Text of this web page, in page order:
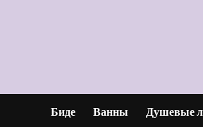
Биде Ванны Душевые